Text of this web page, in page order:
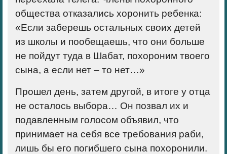
общества отказались хоронить ребенка:
«Если заберешь остальных своих детей
из школы и пообещаешь, что они больше
не пойдут туда в Шабат, похороним твоего
сына, а если нет – то нет…»
Прошел день, затем другой, в итоге у отца
не осталось выбора… Он позвал их и
подавленным голосом объявил, что
принимает на себя все требования раби,
лишь бы его погибшего сына похоронили.